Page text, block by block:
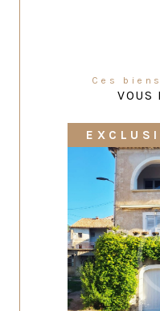
Ces
VOUS